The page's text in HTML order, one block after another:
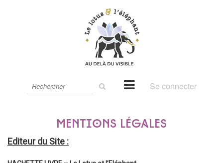
le
Se connecter
Mentions légales
Editeur du Site :